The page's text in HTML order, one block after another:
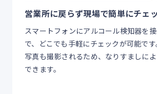
営業所に戻らず現場で簡単にチェ
スマートフォンにアルコール検知器を
で、どこでも手軽にチェックが可能で
写真も撮影されるため、なりすましに
できます。